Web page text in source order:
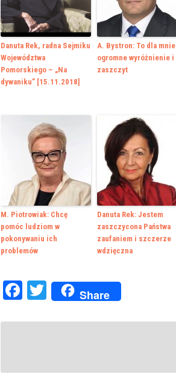
Danuta Rek, radna Sejmiku
Województwa
Pomorskiego – „Na
dywaniku” [15.11.2018]
A. Bystron: To dla mnie
ogromne wyróżnienie i
zaszczyt
M. Piotrowiak: Chcę
pomóc ludziom w
pokonywaniu ich
problemów
Danuta Rek: Jestem
zaszczycona Państwa
zaufaniem i szczerze
wdzięczna
Facebook
Twitter
Share